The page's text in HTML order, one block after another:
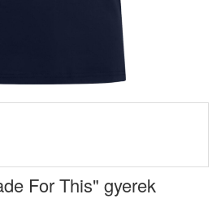
For This" gyerek